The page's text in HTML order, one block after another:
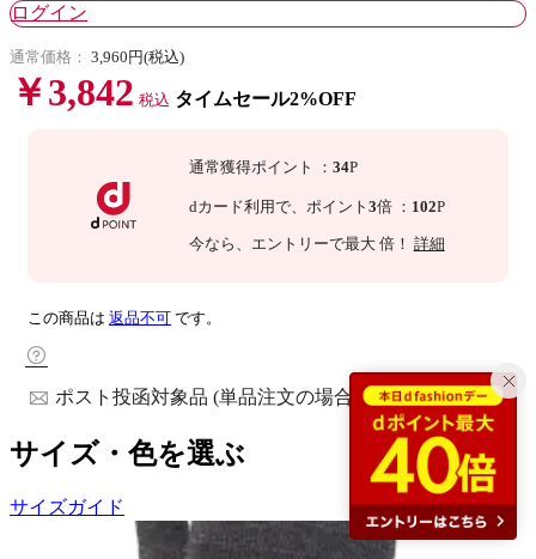
ログイン
通常価格： 3,960円(税込)
￥3,842 税込 タイムセール2%OFF
通常獲得ポイント ： 34P
dカード利用で、 ポイント 3倍 ： 102P
今なら 、エントリーで最大 倍！ 詳細
この商品は 返品不可 です。
ポスト投函対象品 (単品注文の場合)
サイズ・色を選ぶ
サイズガイド